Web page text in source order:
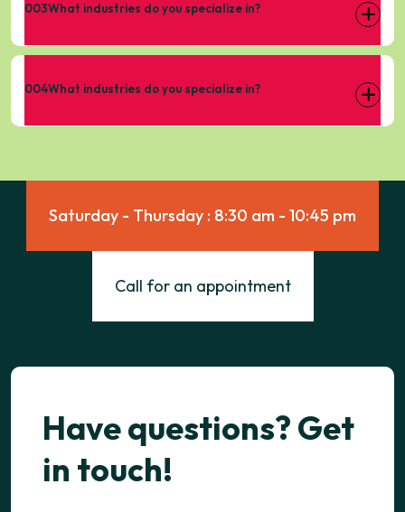
003What industries do you specialize in?
004What industries do you specialize in?
Saturday - Thursday : 8:30 am - 10:45 pm
Call for an appointment
Have questions? Get
in touch!